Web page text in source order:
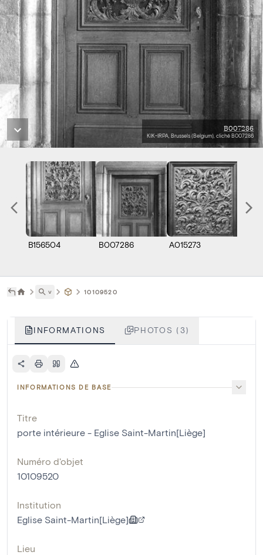
B007286
KIK-IRPA, Brussels (Belgium), cliché B007286
B156504 B007286 A015273
˅ 10109520
INFORMATIONS PHOTOS (3)
INFORMATIONS DE BASE
Titre
porte intérieure - Eglise Saint-Martin[Liège]
Numéro d'objet
10109520
Institution
Eglise Saint-Martin[Liège]
Lieu